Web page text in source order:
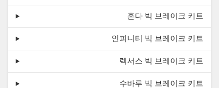
혼다 빅 브레이크 키트
인피니티 빅 브레이크 키트
렉서스 빅 브레이크 키트
수바루 빅 브레이크 키트